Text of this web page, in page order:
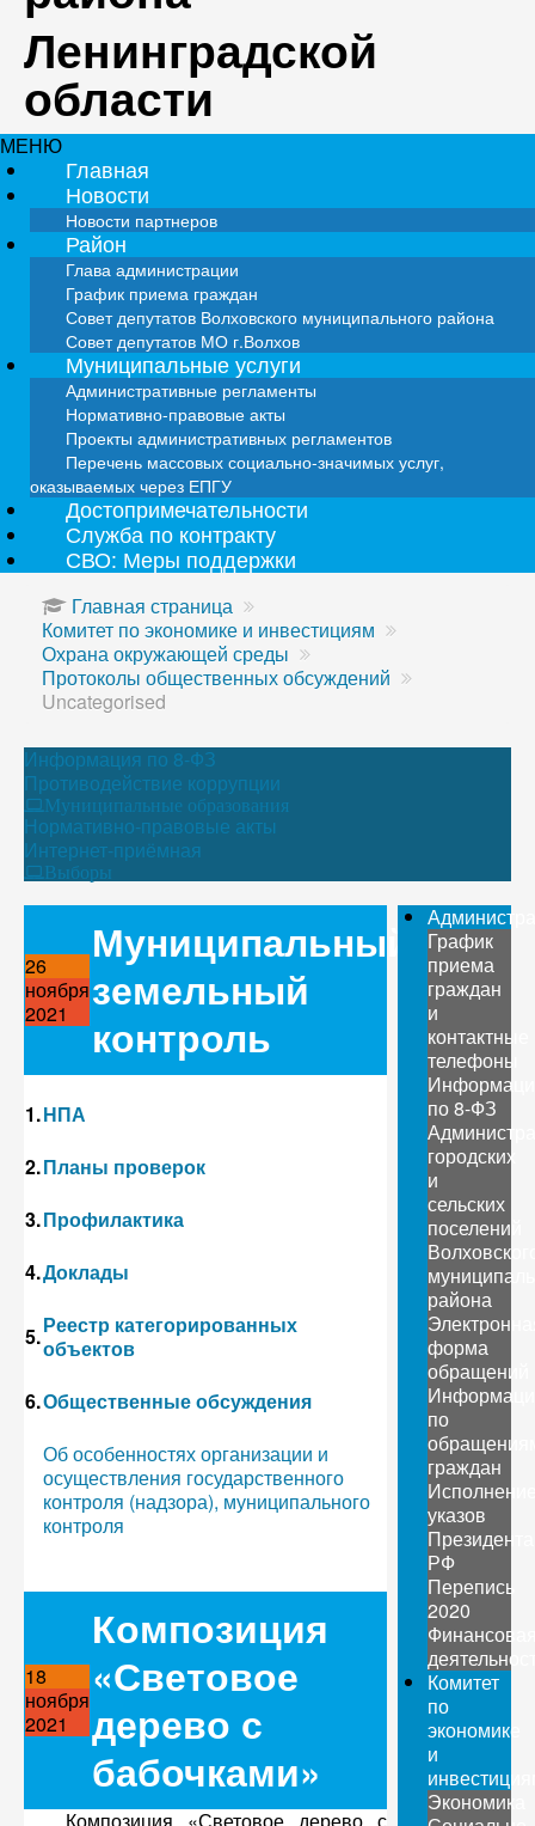
Ленинградской
области
МЕНЮ
Главная
Новости
Новости партнеров
Район
Глава администрации
График приема граждан
Совет депутатов Волховского муниципального района
Совет депутатов МО г.Волхов
Муниципальные услуги
Административные регламенты
Нормативно-правовые акты
Проекты административных регламентов
Перечень массовых социально-значимых услуг,
оказываемых через ЕПГУ
Достопримечательности
Служба по контракту
СВО: Меры поддержки
Главная страница
Комитет по экономике и инвестициям
Охрана окружающей среды
Протоколы общественных обсуждений
Uncategorised
Информация по 8-ФЗ
Противодействие коррупции
Муниципальные образования
Нормативно-правовые акты
Интернет-приёмная
Выборы
26
ноября
2021
Муниципальный
земельный
контроль
1.НПА
2.Планы проверок
3.Профилактика
4.Доклады
5.Реестр категорированных
объектов
6.Общественные обсуждения
Об особенностях организации и
осуществления государственного
контроля (надзора), муниципального
контроля
18
ноября
2021
Композиция
«Световое
дерево с
бабочками»
График
приема
граждан
и
контактные
телефоны
по 8-ФЗ
городских
и
сельских
поселений
района
форма
обращений
по
граждан
указов
Президента
РФ
Перепись
2020
Комитет
по
экономике
и
Экономика